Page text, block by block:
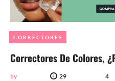
Correctores De Colores,
by
29
4
CORRECTORES